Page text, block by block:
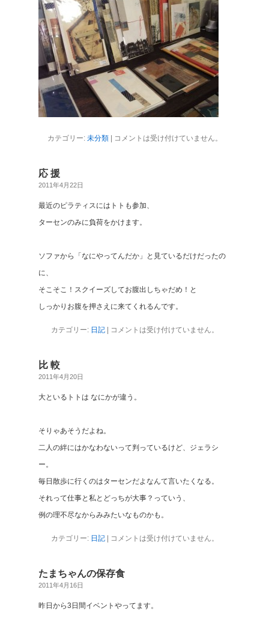
カテゴリー: 未分類| コメントは受け付けていません。
応 援
2011年4月22日
最近のピラティスにはトトも参加、
ターセンのみに負荷をかけます。
ソファから「なにやってんだか」と見ているだけだったの
に、
そこそこ！スクイーズしてお腹出しちゃだめ！と
しっかりお腹を押さえに来てくれるんです。
カテゴリー: 日記| コメントは受け付けていません。
比 較
2011年4月20日
大といるトトは なにかが違う。
そりゃあそうだよね。
二人の絆にはかなわないって判っているけど、ジェラシ
ー。
毎日散歩に行くのはターセンだよなんて言いたくなる。
それって仕事と私とどっちが大事？っていう、
例の理不尽なからみみたいなものかも。
カテゴリー: 日記| コメントは受け付けていません。
たまちゃんの保存食
2011年4月16日
昨日から3日間イベントやってます。